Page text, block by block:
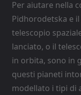
Per aiutare nella
Pidhorodetska e
telescopio
lanciato, o il
in orbita, sono in
questi pianeti
modellato i tipi di